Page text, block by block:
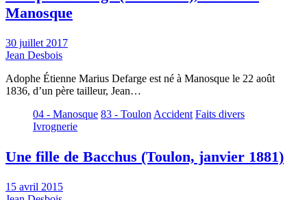
Manosque
30 juillet 2017
Jean Desbois
Adophe Étienne Marius Defarge est né à Manosque le 22 août
1836, d’un père tailleur, Jean…
04 - Manosque 83 - Toulon Accident Faits divers
Ivrognerie
Une fille de Bacchus (Toulon, janvier 1881)
15 avril 2015